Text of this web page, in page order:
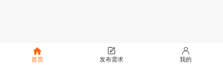
首页 发布需求 我的